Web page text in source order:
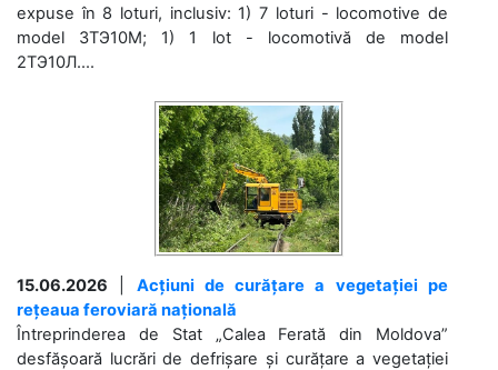
expuse în 8 loturi, inclusiv: 1) 7 loturi - locomotive de
model 3ТЭ10М; 1) 1 lot - locomotivă de model
2ТЭ10Л....
15.06.2026
Acțiuni de curățare a vegetației pe
rețeaua feroviară națională
Întreprinderea de Stat „Calea Ferată din Moldova”
desfășoară lucrări de defrișare și curățare a vegetației